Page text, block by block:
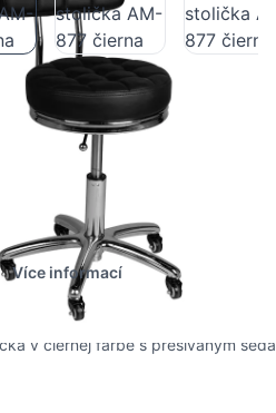
Více informací
v čiernej farbe s prešívaným